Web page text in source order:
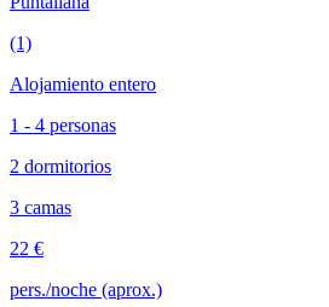
(1)
Alojamiento entero
1 - 4 personas
2 dormitorios
3 camas
22 €
pers./noche (aprox.)